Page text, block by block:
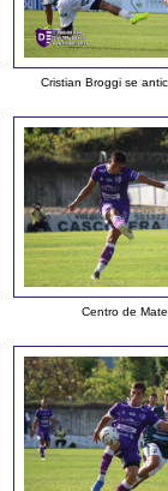
Cristian Broggi se
Centro de